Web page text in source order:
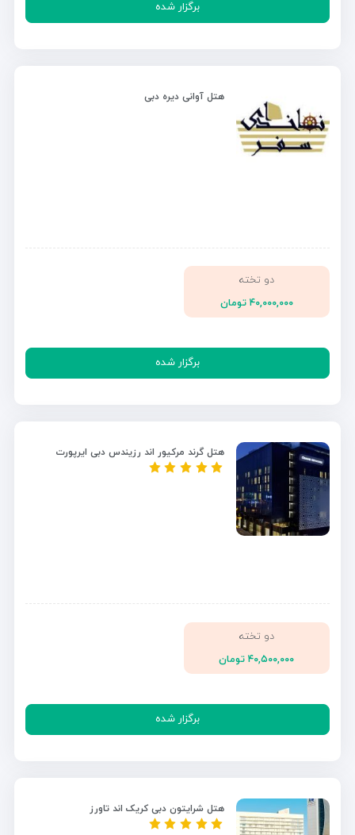
برگزار شده
هتل آوانی دیره دبی
دو تخته
۴۰,۰۰۰,۰۰۰ تومان
برگزار شده
هتل گرند مرکیور اند رزیندس دبی ایرپورت
دو تخته
۴۰,۵۰۰,۰۰۰ تومان
برگزار شده
هتل شرایتون دبی کریک اند تاورز